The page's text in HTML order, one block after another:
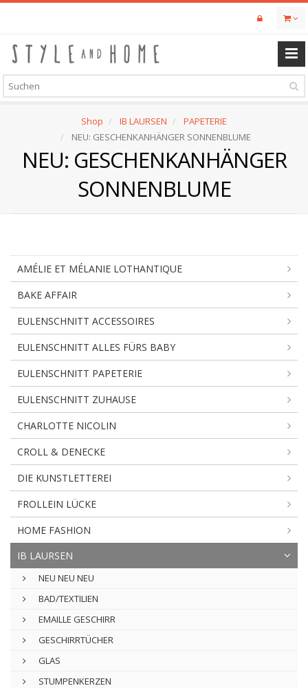
Skip
content
Shop IB LAURSEN
PAPETERIE
NEU: GESCHENKANHÄNGER SONNENBLUME
NEU: GESCHENKANHÄNGER
SONNENBLUME
AMÉLIE ET MÉLANIE LOTHANTIQUE
BAKE AFFAIR
EULENSCHNITT ACCESSOIRES
EULENSCHNITT ALLES FÜRS BABY
EULENSCHNITT PAPETERIE
EULENSCHNITT ZUHAUSE
CHARLOTTE NICOLIN
CROLL & DENECKE
DIE KUNSTLETTEREI
FROLLEIN LÜCKE
HOME FASHION
IB LAURSEN
NEU NEU NEU
BAD/TEXTILIEN
EMAILLE GESCHIRR
GESCHIRRTÜCHER
GLAS
STUMPENKERZEN